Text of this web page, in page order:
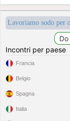
Lavoriamo sodo per
Incontri per paese
Francia
Belgio
Spagna
Italia